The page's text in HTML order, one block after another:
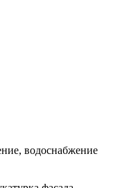
водоснабжение